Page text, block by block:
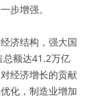
步增强。
济结构，强大国
总额达41.2万亿
经济增长的贡献
化，制造业增加